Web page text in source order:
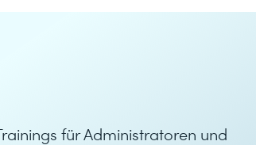
für Administratoren und